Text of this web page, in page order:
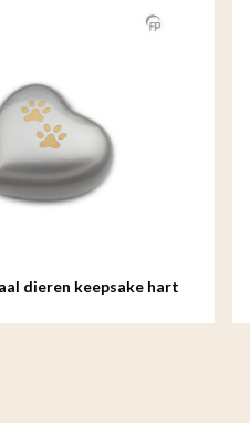
dieren keepsake hart